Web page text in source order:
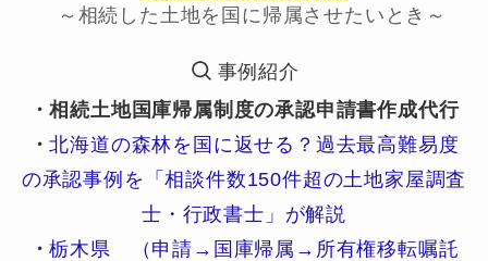
～相続した土地を国に帰属させたいとき～
事例紹介
・相続土地国庫帰属制度の承認申請書作成代行
・北海道の森林を国に返せる？過去最高難易度
の承認事例を「相談件数150件超の土地家屋調査
士・行政書士」が解説
・栃木県 （申請→国庫帰属→所有権移転嘱託